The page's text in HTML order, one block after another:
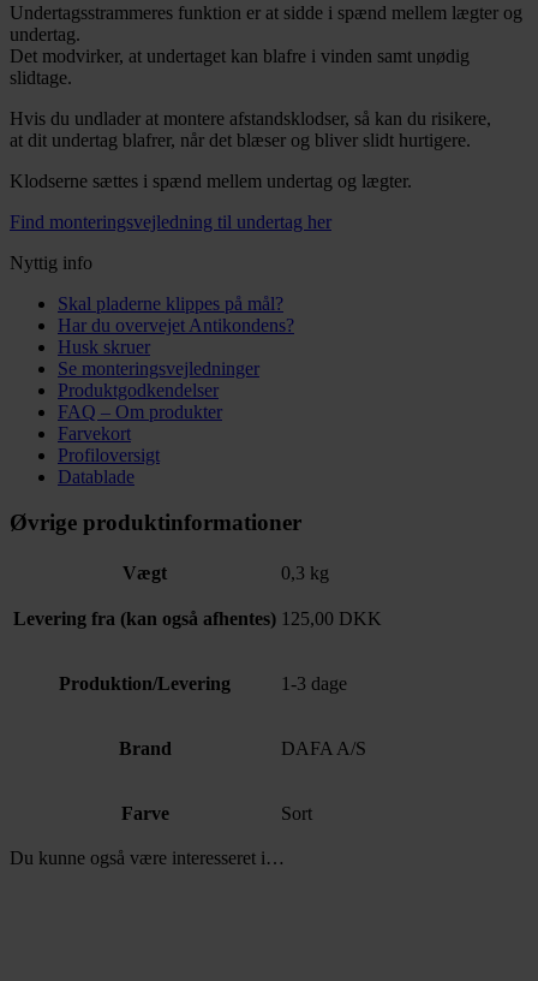
Undertagsstrammeres funktion er at sidde i spænd mellem lægter og
undertag.
Det modvirker, at undertaget kan blafre i vinden samt unødig
slidtage.
Hvis du undlader at montere afstandsklodser, så kan du risikere,
at dit undertag blafrer, når det blæser og bliver slidt hurtigere.
Klodserne sættes i spænd mellem undertag og lægter.
Find monteringsvejledning til undertag her
Nyttig info
Skal pladerne klippes på mål?
Har du overvejet Antikondens?
Husk skruer
Se monteringsvejledninger
Produktgodkendelser
FAQ – Om produkter
Farvekort
Profiloversigt
Datablade
Øvrige produktinformationer
Vægt 0,3 kg
Levering fra (kan også afhentes) 125,00 DKK
Produktion/Levering 1-3 dage
Brand DAFA A/S
Farve Sort
Du kunne også være interesseret i…